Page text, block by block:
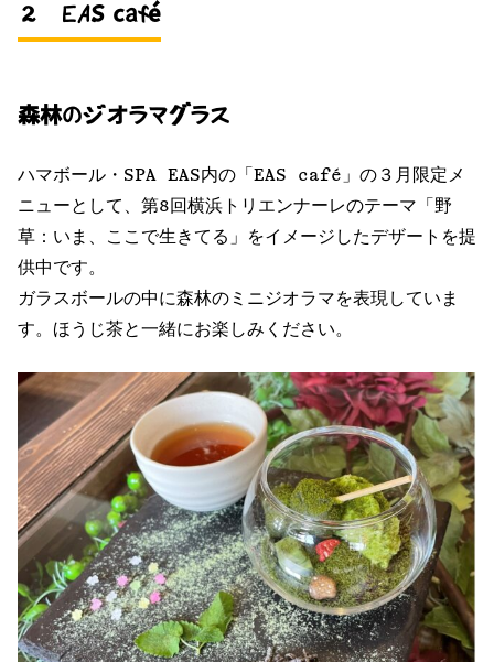
２ EAS café
森林のジオラマグラス
ハマボール・SPA EAS内の「EAS café」の３月限定メ
ニューとして、第8回横浜トリエンナーレのテーマ「野
草：いま、ここで生きてる」をイメージしたデザートを提
供中です。
ガラスボールの中に森林のミニジオラマを表現していま
す。ほうじ茶と一緒にお楽しみください。